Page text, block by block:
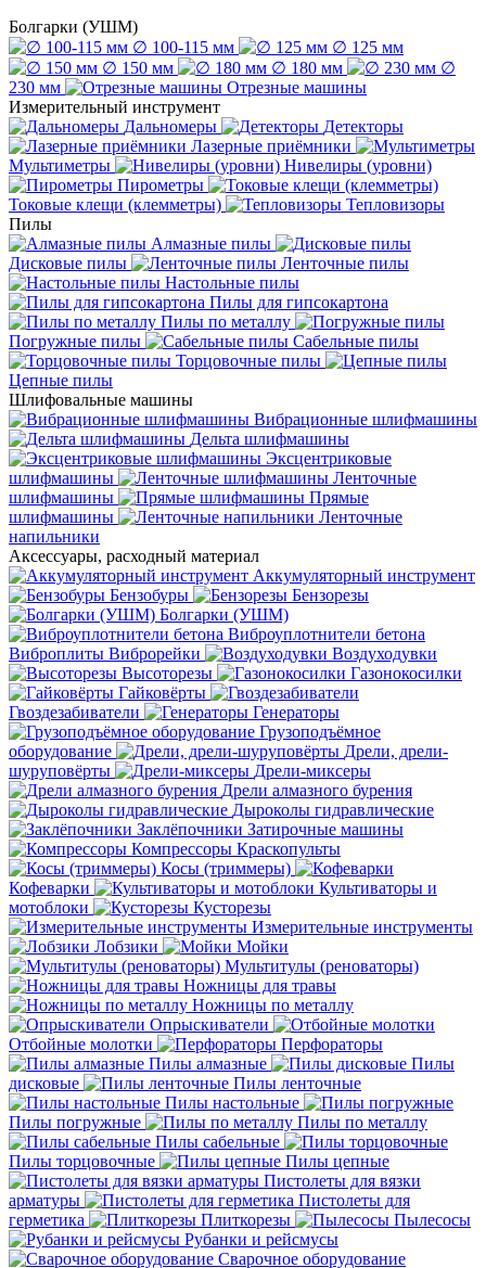
Болгарки (УШМ)
∅ 100-115 мм
∅ 125 мм
∅ 150 мм
∅ 180 мм
∅
230 мм
Отрезные машины
Измерительный инструмент
Дальномеры
Детекторы
Лазерные приёмники
Мультиметры
Нивелиры (уровни)
Пирометры
Токовые клещи (клемметры)
Тепловизоры
Пилы
Алмазные пилы
Дисковые пилы
Ленточные пилы
Настольные пилы
Пилы для гипсокартона
Пилы по металлу
Погружные пилы
Сабельные пилы
Торцовочные пилы
Цепные пилы
Шлифовальные машины
Вибрационные шлифмашины
Дельта шлифмашины
Эксцентриковые
шлифмашины
Ленточные
шлифмашины
Прямые
шлифмашины
Ленточные
напильники
Аксессуары, расходный материал
Аккумуляторный инструмент
Бензобуры
Бензорезы
Болгарки (УШМ)
Виброуплотнители бетона
Виброплиты Виброрейки
Воздуходувки
Высоторезы
Газонокосилки
Гайковёрты
Гвоздезабиватели
Генераторы
Грузоподъёмное
оборудование
Дрели, дрели-
шуруповёрты
Дрели-миксеры
Дрели алмазного бурения
Дыроколы гидравлические
Заклёпочники Затирочные машины
Компрессоры Краскопульты
Косы (триммеры)
Кофеварки
Культиваторы и
мотоблоки
Кусторезы
Измерительные инструменты
Лобзики
Мойки
Мультитулы (реноваторы)
Ножницы для травы
Ножницы по металлу
Опрыскиватели
Отбойные молотки
Перфораторы
Пилы алмазные
Пилы
дисковые
Пилы ленточные
Пилы настольные
Пилы погружные
Пилы по металлу
Пилы сабельные
Пилы торцовочные
Пилы цепные
Пистолеты для вязки
арматуры
Пистолеты для
герметика
Плиткорезы
Пылесосы
Рубанки и рейсмусы
Сварочное оборудование